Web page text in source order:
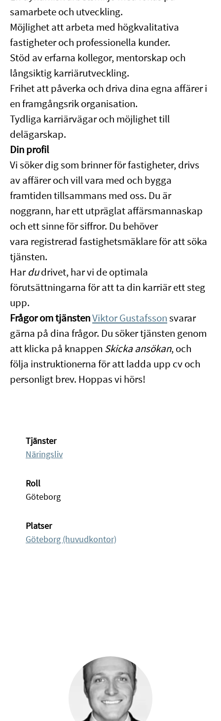
samarbete och utveckling.
Möjlighet att arbeta med högkvalitativa
fastigheter och professionella kunder.
Stöd av erfarna kollegor, mentorskap och
långsiktig karriärutveckling.
Frihet att påverka och driva dina egna affärer i
en framgångsrik organisation.
Tydliga karriärvägar och möjlighet till
delägarskap.
Din profil
Vi söker dig som brinner för fastigheter, drivs
av affärer och vill vara med och bygga
framtiden tillsammans med oss. Du är
noggrann, har ett utpräglat affärsmannaskap
och ett sinne för siffror. Du behöver
vara registrerad fastighetsmäklare för att söka
tjänsten.
Hardudrivet, har vi de optimala
förutsättningarna för att ta din karriär ett steg
upp.
Frågor om tjänstenViktor Gustafssonsvarar
gärna på dina frågor. Du söker tjänsten genom
att klicka på knappen Skicka ansökan, och
följa instruktionerna för att ladda upp cv och
personligt brev. Hoppas vi hörs!
Tjänster
Näringsliv
Roll
Göteborg
Platser
Göteborg (huvudkontor)